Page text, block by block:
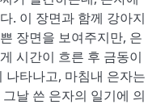
. 이 장면과 함께 강아지
장면을 보여주지만, 은
시간이 흐른 후 금동이
나타나고, 마침내 은자는
날 쓴 은자의 일기에 의